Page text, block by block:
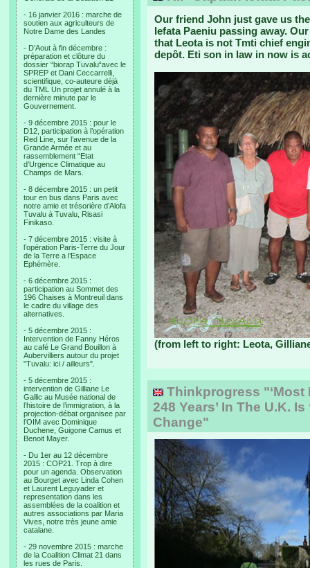
- 16 janvier 2016 : marche de
soutien aux agriculteurs de
Notre Dame des Landes
- D’Aout à fin décembre :
préparation et clôture du
dossier “biorap Tuvalu“avec le
SPREP et Dani Ceccarrelli,
scientifique, co-auteure déjà
du TML Un projet annulé à la
dernière minute par le
Gouvernement.
- 9 décembre 2015 : pour le
D12, participation à l’opération
Red Line, sur l’avenue de la
Grande Armée et au
rassemblement “Etat
d’Urgence Climatique au
Champs de Mars.
- 8 décembre 2015 : un petit
tour en bus dans Paris avec
notre amie et trésorière d’Alofa
Tuvalu à Tuvalu, Risasi
Finikaso.
- 7 décembre 2015 : visite à
l’opération Paris-Terre du Jour
de la Terre a l’Espace
Ephémère.
- 6 décembre 2015 :
participation au Sommet des
196 Chaises à Montreuil dans
le cadre du village des
alternatives.
- 5 décembre 2015 :
Intervention de Fanny Héros
au café Le Grand Bouillon à
Aubervilliers autour du projet
"Tuvalu: ici / ailleurs".
- 5 décembre 2015 :
intervention de Gilliane Le
Gallic au Musée national de
l’histoire de l’immigration, à la
projection-débat organisee par
l’OIM avec Dominique
Duchene, Guigone Camus et
Benoit Mayer.
- Du 1er au 12 décembre
2015 : COP21. Trop à dire
pour un agenda. Observation
au Bourget avec Linda Cohen
et Laurent Leguyader et
representation dans les
assemblées de la coalition et
autres associations par Maria
Vives, notre très jeune amie
catalane.
- 29 novembre 2015 : marche
de la Coalition Climat 21 dans
les rues de Paris.
Our friend John just gave us
Iefata Paeniu passing away.
that Leota is not Tmti chief
depôt. Eti son in law in now is
(from left to right: Leota,
Thinkprogress
248 Years’ In The U.K.
Change"